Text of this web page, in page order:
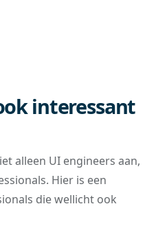
interessant
alleen UI engineers aan,
Hier is een
die wellicht ook